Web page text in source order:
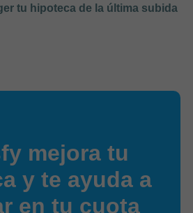
tu hipoteca de la última subida
mejora tu
y te ayuda a
en tu cuota